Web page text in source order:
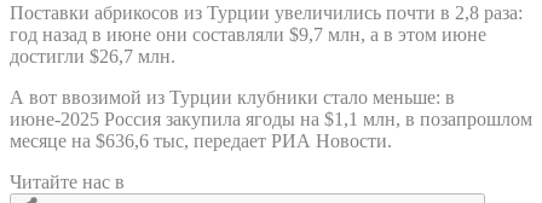
Поставки абрикосов из Турции увеличились почти в 2,8 раза:
год назад в июне они составляли $9,7 млн, а в этом июне
достигли $26,7 млн.
А вот ввозимой из Турции клубники стало меньше: в
июне-2025 Россия закупила ягоды на $1,1 млн, в позапрошлом
месяце на $636,6 тыс, передает РИА Новости.
Читайте нас в